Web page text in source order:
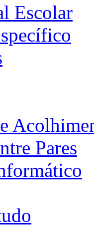
Escolar
Pares